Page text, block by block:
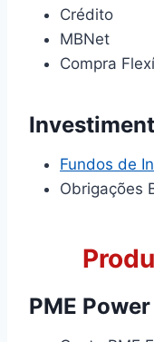
Crédito
MBNet
Compra
Fundos de
Obrigações
PME Power